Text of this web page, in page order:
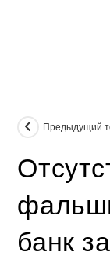
Предыдущий
банк